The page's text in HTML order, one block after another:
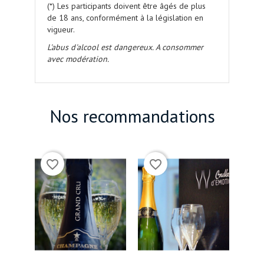
(*) Les participants doivent être âgés de plus
de 18 ans, conformément à la législation en
vigueur.
L'abus d'alcool est dangereux. A consommer
avec modération.
Nos recommandations
favorite_border favorite_border